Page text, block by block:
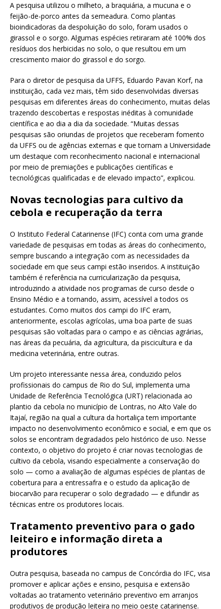
A pesquisa utilizou o milheto, a braquiária, a mucuna e o
feijão-de-porco antes da semeadura. Como plantas
bioindicadoras da despoluição do solo, foram usados o
girassol e o sorgo. Algumas espécies retiraram até 100% dos
resíduos dos herbicidas no solo, o que resultou em um
crescimento maior do girassol e do sorgo.
Para o diretor de pesquisa da UFFS, Eduardo Pavan Korf, na
instituição, cada vez mais, têm sido desenvolvidas diversas
pesquisas em diferentes áreas do conhecimento, muitas delas
trazendo descobertas e respostas inéditas à comunidade
científica e ao dia a dia da sociedade. “Muitas dessas
pesquisas são oriundas de projetos que receberam fomento
da UFFS ou de agências externas e que tornam a Universidade
um destaque com reconhecimento nacional e internacional
por meio de premiações e publicações científicas e
tecnológicas qualificadas e de elevado impacto”, explicou.
Novas tecnologias para cultivo da
cebola e recuperação da terra
O Instituto Federal Catarinense (IFC) conta com uma grande
variedade de pesquisas em todas as áreas do conhecimento,
sempre buscando a integração com as necessidades da
sociedade em que seus campi estão inseridos. A instituição
também é referência na curricularização da pesquisa,
introduzindo a atividade nos programas de curso desde o
Ensino Médio e a tornando, assim, acessível a todos os
estudantes. Como muitos dos campi do IFC eram,
anteriormente, escolas agrícolas, uma boa parte de suas
pesquisas são voltadas para o campo e as ciências agrárias,
nas áreas da pecuária, da agricultura, da piscicultura e da
medicina veterinária, entre outras.
Um projeto interessante nessa área, conduzido pelos
profissionais do campus de Rio do Sul, implementa uma
Unidade de Referência Tecnológica (URT) relacionada ao
plantio da cebola no município de Lontras, no Alto Vale do
Itajaí, região na qual a cultura da hortaliça tem importante
impacto no desenvolvimento econômico e social, e em que os
solos se encontram degradados pelo histórico de uso. Nesse
contexto, o objetivo do projeto é criar novas tecnologias de
cultivo da cebola, visando especialmente a conservação do
solo — como a avaliação de algumas espécies de plantas de
cobertura para a entressafra e o estudo da aplicação de
biocarvão para recuperar o solo degradado — e difundir as
técnicas entre os produtores locais.
Tratamento preventivo para o gado
leiteiro e informação direta a
produtores
Outra pesquisa, baseada no campus de Concórdia do IFC, visa
promover e aplicar ações e ensino, pesquisa e extensão
voltadas ao tratamento veterinário preventivo em arranjos
produtivos de produção leiteira no meio oeste catarinense.